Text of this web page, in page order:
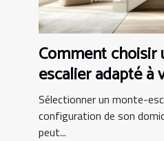
Comment
escalier adapté
et budget
Sélectionner un monte-
configuration de son
peut...